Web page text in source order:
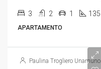
3 2 1 135
APARTAMENTO
Paulina Trogliero Unamuno